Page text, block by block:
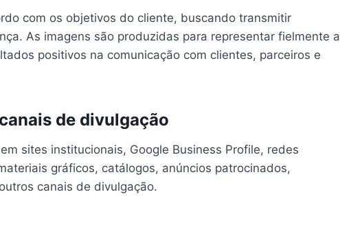
com os objetivos do cliente, buscando transmitir
As imagens são produzidas para representar fielmente a
positivos na comunicação com clientes, parceiros e
de divulgação
sites institucionais, Google Business Profile, redes
gráficos, catálogos, anúncios patrocinados,
canais de divulgação.